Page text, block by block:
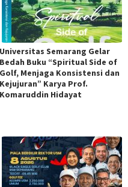
Universitas Semarang Gelar
Bedah Buku “Spiritual Side of
Golf, Menjaga Konsistensi dan
Kejujuran” Karya Prof.
Komaruddin Hidayat